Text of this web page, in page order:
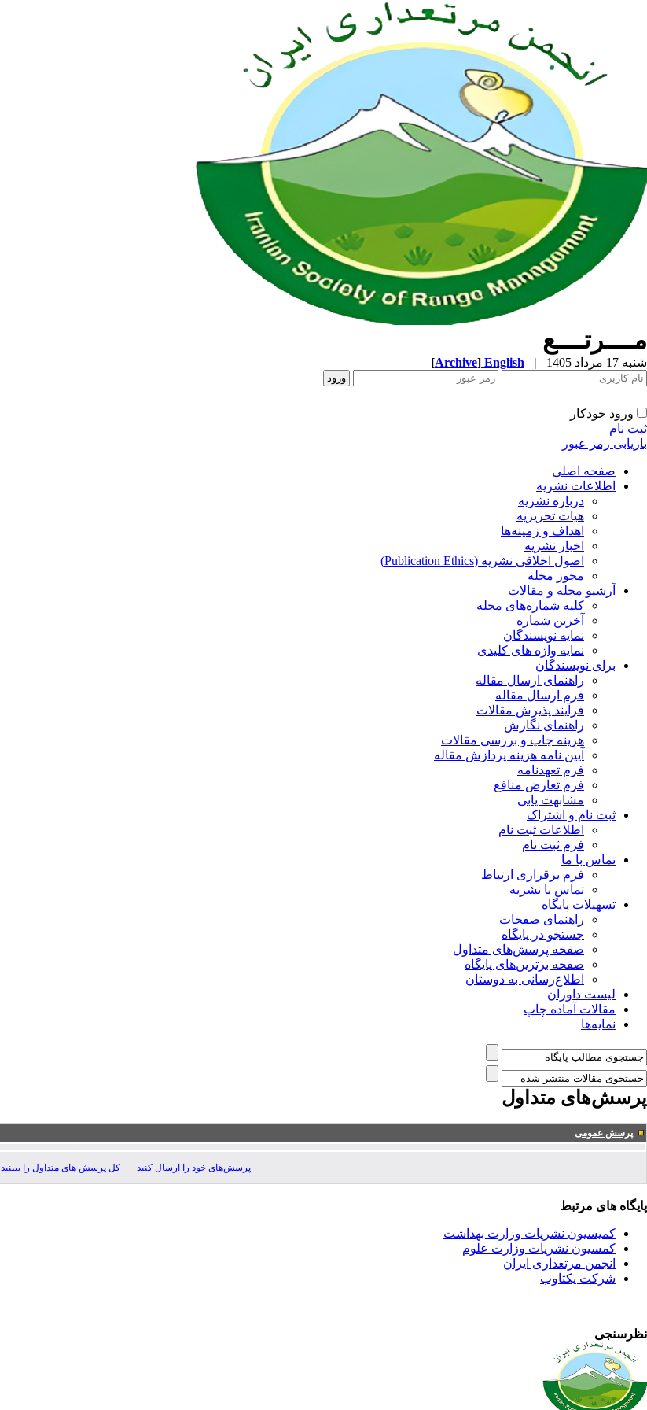
مــــرتــــع
شنبه 17 مرداد 1405 |
English
[Archive]
ورود خودکار
ثبت نام
بازیابی رمز عبور
صفحه اصلی
اطلاعات نشریه
درباره نشریه
هیات تحریریه
اهداف و زمینه‌ها
اخبار نشریه
اصول اخلاقی نشریه (Publication Ethics)
مجوز مجله
آرشیو مجله و مقالات
کلیه شماره‌های مجله
آخرین شماره
نمایه نویسندگان
نمایه واژه های کلیدی
برای نویسندگان
راهنمای ارسال مقاله
فرم ارسال مقاله
فرآیند پذیرش مقالات
راهنمای نگارش
هزینه چاپ و بررسی مقالات
آیین نامه هزینه پردازش مقاله
فرم تعهدنامه
فرم تعارض منافع
مشابهت یابی
ثبت نام و اشتراک
اطلاعات ثبت نام
فرم ثبت نام
تماس با ما
فرم برقراری ارتباط
تماس با نشریه
تسهیلات پایگاه
راهنمای صفحات
جستجو در پایگاه
صفحه پرسش‌های متداول
صفحه برترین‌های پایگاه
اطلاع‌رسانی به دوستان
لیست داوران
مقالات آماده چاپ
نمایه‌ها
پرسش‌های متداول
پرسش عمومی
پرسش‌های خود را ارسال کنید کل پرسش های متداول را ببینید
پایگاه های مرتبط
کمیسیون نشریات وزارت بهداشت
کمسیون نشریات وزارت علوم
انجمن مرتعداری ایران
شرکت یکتاوب
نظرسنجی